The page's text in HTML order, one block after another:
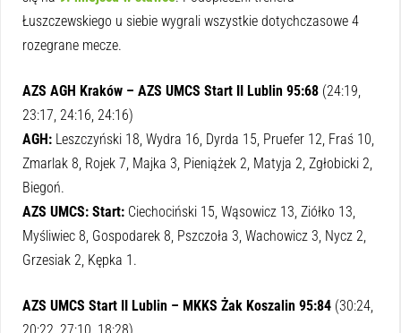
Łuszczewskiego u siebie wygrali wszystkie dotychczasowe 4
rozegrane mecze.
AZS AGH Kraków – AZS UMCS Start II Lublin 95:68 (24:19,
23:17, 24:16, 24:16)
AGH: Leszczyński 18, Wydra 16, Dyrda 15, Pruefer 12, Fraś 10,
Zmarlak 8, Rojek 7, Majka 3, Pieniążek 2, Matyja 2, Zgłobicki 2,
Biegoń.
AZS UMCS: Start: Ciechociński 15, Wąsowicz 13, Ziółko 13,
Myśliwiec 8, Gospodarek 8, Pszczoła 3, Wachowicz 3, Nycz 2,
Grzesiak 2, Kępka 1.
AZS UMCS Start II Lublin – MKKS Żak Koszalin 95:84 (30:24,
20:22, 27:10, 18:28)